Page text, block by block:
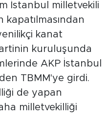
İstanbul milletvekili
kapatılmasından
kanat
kuruluşunda
AKP İstanbul
TBMM'ye girdi.
de yapan
milletvekilliği